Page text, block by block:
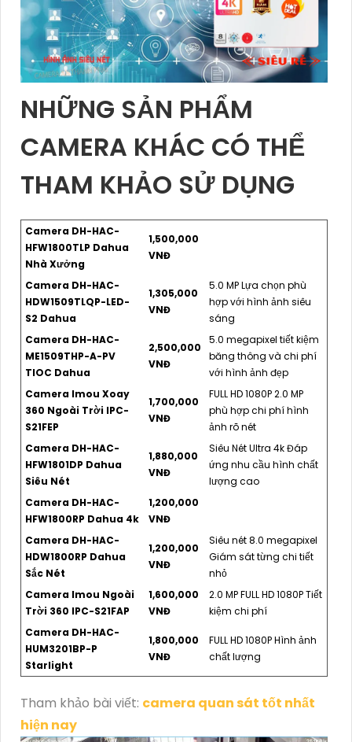
NHỮNG SẢN PHẨM
CAMERA KHÁC CÓ THỂ
THAM KHẢO SỬ DỤNG
Camera DH-HAC-
HFW1800TLP Dahua
Nhà Xưởng
1,500,000
VNĐ
Camera DH-HAC-
HDW1509TLQP-LED-
S2 Dahua
1,305,000
VNĐ
5.0 MP Lựa chọn phù
hợp với hình ảnh siêu
sáng
Camera DH-HAC-
ME1509THP-A-PV
TIOC Dahua
2,500,000
VNĐ
5.0 megapixel tiết kiệm
băng thông và chi phí
với hình ảnh đẹp
Camera Imou Xoay
360 Ngoài Trời IPC-
S21FEP
1,700,000
VNĐ
FULL HD 1080P 2.0 MP
phù hợp chi phí hình
ảnh rõ nét
Camera DH-HAC-
HFW1801DP Dahua
Siêu Nét
1,880,000
VNĐ
Siêu Nét Ultra 4k Đáp
ứng nhu cầu hình chất
lượng cao
Camera DH-HAC-
HFW1800RP Dahua 4k
1,200,000
VNĐ
Camera DH-HAC-
HDW1800RP Dahua
Sắc Nét
1,200,000
VNĐ
Siêu nét 8.0 megapixel
Giám sát từng chi tiết
nhỏ
Camera Imou Ngoài
Trời 360 IPC-S21FAP
1,600,000
VNĐ
2.0 MP FULL HD 1080P Tiết
kiệm chi phí
Camera DH-HAC-
HUM3201BP-P
Starlight
1,800,000
VNĐ
FULL HD 1080P Hình ảnh
chất lượng
Tham khảo bài viết: camera quan sát tốt nhất
hiện nay